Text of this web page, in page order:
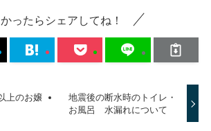
かったらシェアしてね！
上のお嬢
地震後の断水時のトイレ・
お風呂 水漏れについて